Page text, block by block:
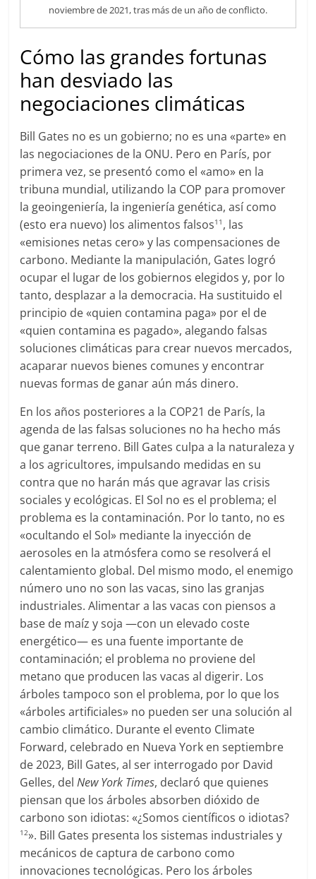
noviembre de 2021, tras más de un año de conflicto.
Cómo las grandes fortunas
han desviado las
negociaciones climáticas
Bill Gates no es un gobierno; no es una «parte» en
las negociaciones de la ONU. Pero en París, por
primera vez, se presentó como el «amo» en la
tribuna mundial, utilizando la COP para promover
la geoingeniería, la ingeniería genética, así como
(esto era nuevo) los alimentos falsos11 , las
«emisiones netas cero» y las compensaciones de
carbono. Mediante la manipulación, Gates logró
ocupar el lugar de los gobiernos elegidos y, por lo
tanto, desplazar a la democracia. Ha sustituido el
principio de «quien contamina paga» por el de
«quien contamina es pagado», alegando falsas
soluciones climáticas para crear nuevos mercados,
acaparar nuevos bienes comunes y encontrar
nuevas formas de ganar aún más dinero.
En los años posteriores a la COP21 de París, la
agenda de las falsas soluciones no ha hecho más
que ganar terreno. Bill Gates culpa a la naturaleza y
a los agricultores, impulsando medidas en su
contra que no harán más que agravar las crisis
sociales y ecológicas. El Sol no es el problema; el
problema es la contaminación. Por lo tanto, no es
«ocultando el Sol» mediante la inyección de
aerosoles en la atmósfera como se resolverá el
calentamiento global. Del mismo modo, el enemigo
número uno no son las vacas, sino las granjas
industriales. Alimentar a las vacas con piensos a
base de maíz y soja —con un elevado coste
energético— es una fuente importante de
contaminación; el problema no proviene del
metano que producen las vacas al digerir. Los
árboles tampoco son el problema, por lo que los
«árboles artificiales» no pueden ser una solución al
cambio climático. Durante el evento Climate
Forward, celebrado en Nueva York en septiembre
de 2023, Bill Gates, al ser interrogado por David
Gelles, delNew York Times, declaró que quienes
piensan que los árboles absorben dióxido de
carbono son idiotas: «¿Somos científicos o idiotas?
12». Bill Gates presenta los sistemas industriales y
mecánicos de captura de carbono como
innovaciones tecnológicas. Pero los árboles